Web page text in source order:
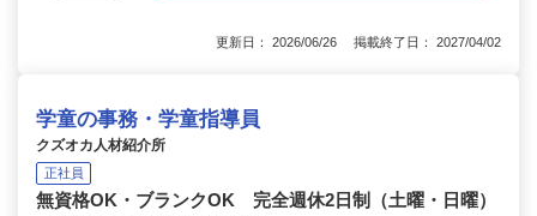
更新日： 2026/06/26 掲載終了日： 2027/04/02
学童の事務・学童指導員
クズオカ人材紹介所
正社員
無資格OK・ブランクOK 完全週休2日制（土曜・日曜）